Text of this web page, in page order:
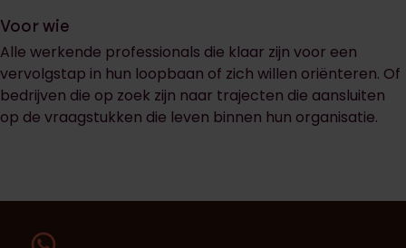
Voor wie
Alle werkende professionals die klaar zijn voor een
vervolgstap in hun loopbaan of zich willen oriënteren. Of
bedrijven die op zoek zijn naar trajecten die aansluiten
op de vraagstukken die leven binnen hun organisatie.